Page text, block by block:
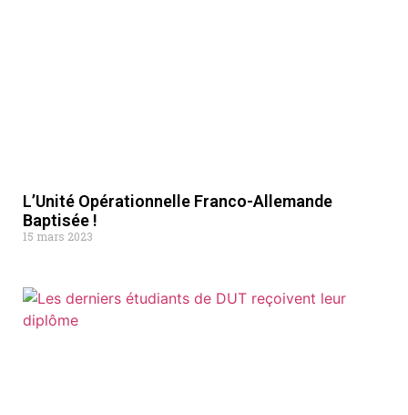
L’Unité Opérationnelle Franco-Allemande
Baptisée !
15 mars 2023